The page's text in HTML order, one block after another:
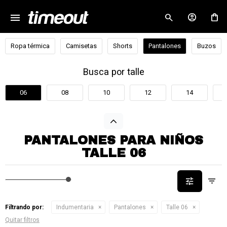
menu
Ropa térmica Camisetas Shorts Pantalones Buzos
Busca por talle
06 08 10 12 14
PANTALONES PARA NIÑOS
TALLE 06
Filtrando por: Indumentaria Pantalones
Talle 06
Quitar filtros